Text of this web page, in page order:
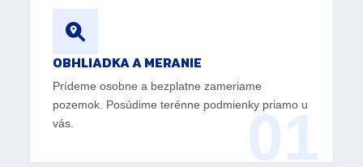
OBHLIADKA A MERANIE
Prídeme osobne a bezplatne zameriame
pozemok. Posúdime terénne podmienky priamo u
vás.